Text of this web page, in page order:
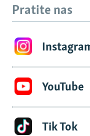
Pratite nas
YouTube
Tik Tok